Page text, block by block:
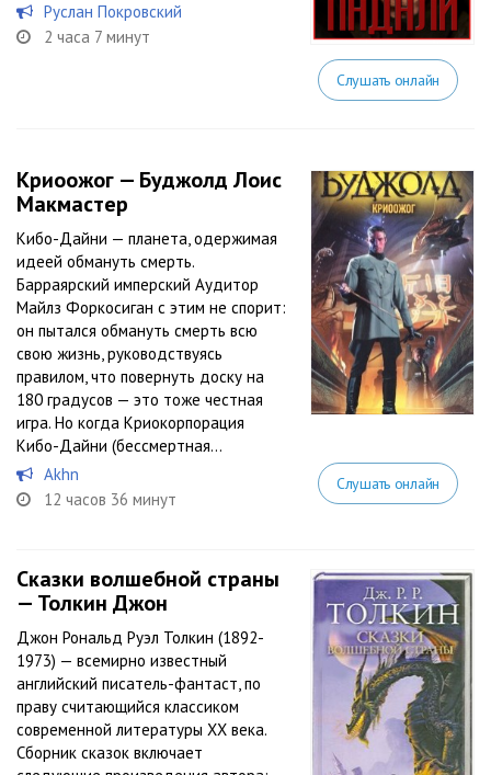
Руслан Покровский
2 часа 7 минут
Слушать онлайн
Криоожог — Буджолд Лоис
Макмастер
Кибо-Дайни — планета, одержимая
идеей обмануть смерть.
Барраярский имперский Аудитор
Майлз Форкосиган с этим не спорит:
он пытался обмануть смерть всю
свою жизнь, руководствуясь
правилом, что повернуть доску на
180 градусов — это тоже честная
игра. Но когда Криокорпорация
Кибо-Дайни (бессмертная...
Akhn
12 часов 36 минут
Слушать онлайн
Сказки волшебной страны
— Толкин Джон
Джон Рональд Руэл Толкин (1892-
1973) — всемирно известный
английский писатель-фантаст, по
праву считающийся классиком
современной литературы XX века.
Сборник сказок включает